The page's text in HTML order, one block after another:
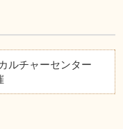
ルチャーセンター